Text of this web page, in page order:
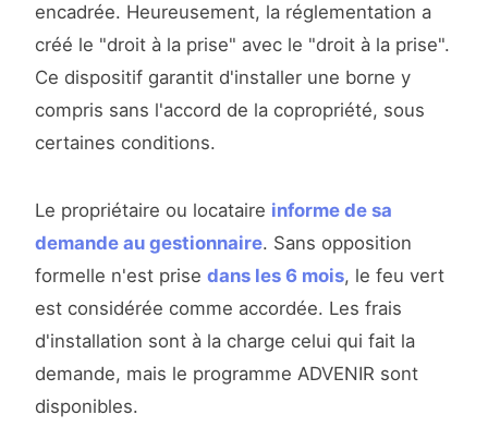
encadrée. Heureusement, la réglementation a
créé le "droit à la prise" avec le "droit à la prise".
Ce dispositif garantit d'installer une borne y
compris sans l'accord de la copropriété, sous
certaines conditions.
Le propriétaire ou locataire informe de sa
demande au gestionnaire. Sans opposition
formelle n'est prise dans les 6 mois, le feu vert
est considérée comme accordée. Les frais
d'installation sont à la charge celui qui fait la
demande, mais le programme ADVENIR sont
disponibles.